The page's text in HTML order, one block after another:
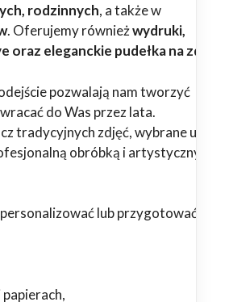
rodzinnych, a także w
. Oferujemy równieżwydruki,
eleganckie pudełka na
pozwalają nam tworzyć
do Was przez lata.
tradycyjnych zdjęć, wybrane usługi
obróbką i artystycznym
lub przygotować w